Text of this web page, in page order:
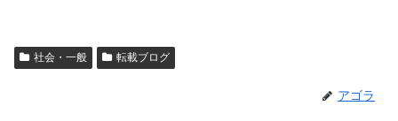
社会・一般 転載ブログ
アゴラ